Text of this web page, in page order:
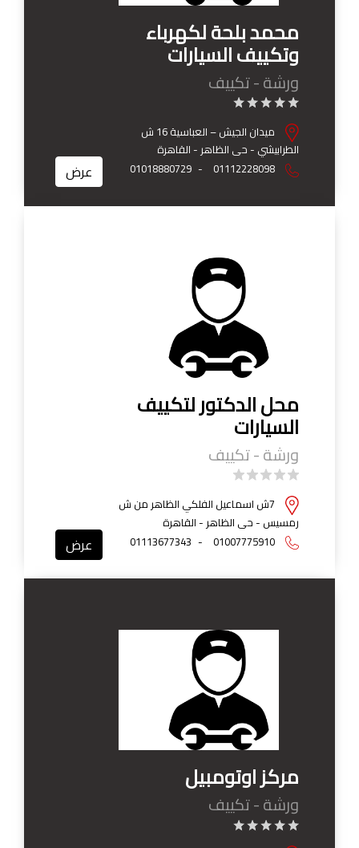
محمد بلحة لكهرباء
وتكييف السيارات
ورشة - تكييف
ميدان الجيش – العباسية 16 ش
الطرابيشي - حى الظاهر - القاهرة
01112228098
-
01018880729 عرض
محل الدكتور لتكييف
السيارات
ورشة - تكييف
7ش اسماعيل الفلكي الظاهر من ش
رمسيس - حى الظاهر - القاهرة
01007775910
-
01113677343 عرض
مركز اوتومبيل
ورشة - تكييف